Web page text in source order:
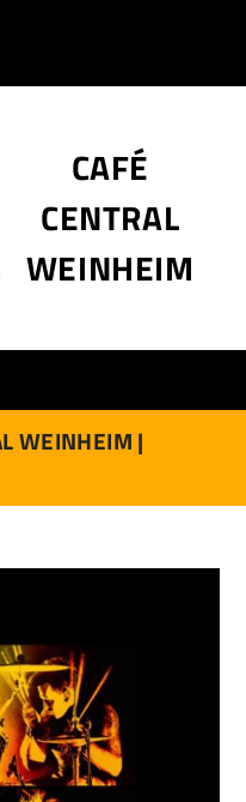
CAFÉ
CENTRAL
WEINHEIM
WEINHEIM |